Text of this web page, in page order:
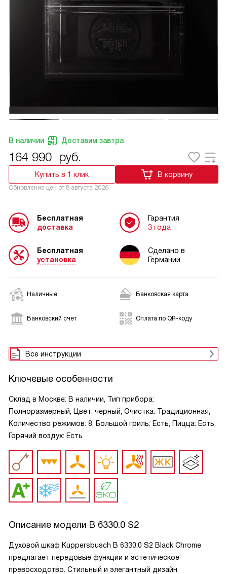
В наличии Доставим завтра
164 990 руб.
Купить в 1 клик В корзину
Обновление цен от 8 августа 2026
Бесплатная
доставка
Бесплатная
установка
Гарантия
3 года
Сделано в
Германии
Наличные Банковская карта
Банковский счет Оплата по QR-коду
Все инструкции
Ключевые особенности
Склад в Москве: В наличии, Тип прибора:
Полноразмерный, Цвет: черный, Очистка: Традиционная,
Количество режимов: 8, Большой гриль: Есть, Пицца: Есть,
Горячий воздух: Есть
Описание модели B 6330.0 S2
Духовой шкаф Kuppersbusch B 6330.0 S2 Black Chrome
предлагает передовые функции и эстетическое
превосходство. Стильный и элегантный дизайн